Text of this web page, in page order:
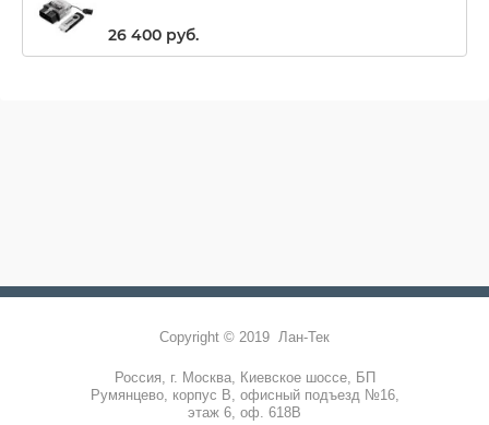
26 400руб.
Copyright © 2019 Лан-Тек
Россия, г. Москва, Киевское шоссе, БП
Румянцево, корпус В, офисный подъезд №16,
этаж 6, оф. 618В